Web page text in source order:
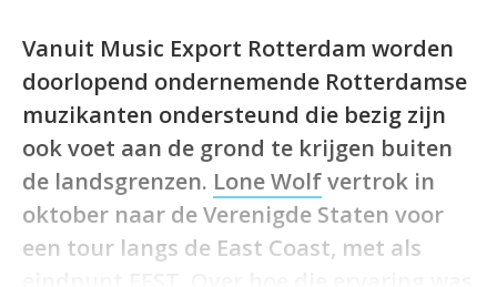
Vanuit Music Export Rotterdam worden
doorlopend ondernemende Rotterdamse
muzikanten ondersteund die bezig zijn
ook voet aan de grond te krijgen buiten
de landsgrenzen. Lone Wolfvertrok in
oktober naar de Verenigde Staten voor
een tour langs de East Coast, met als